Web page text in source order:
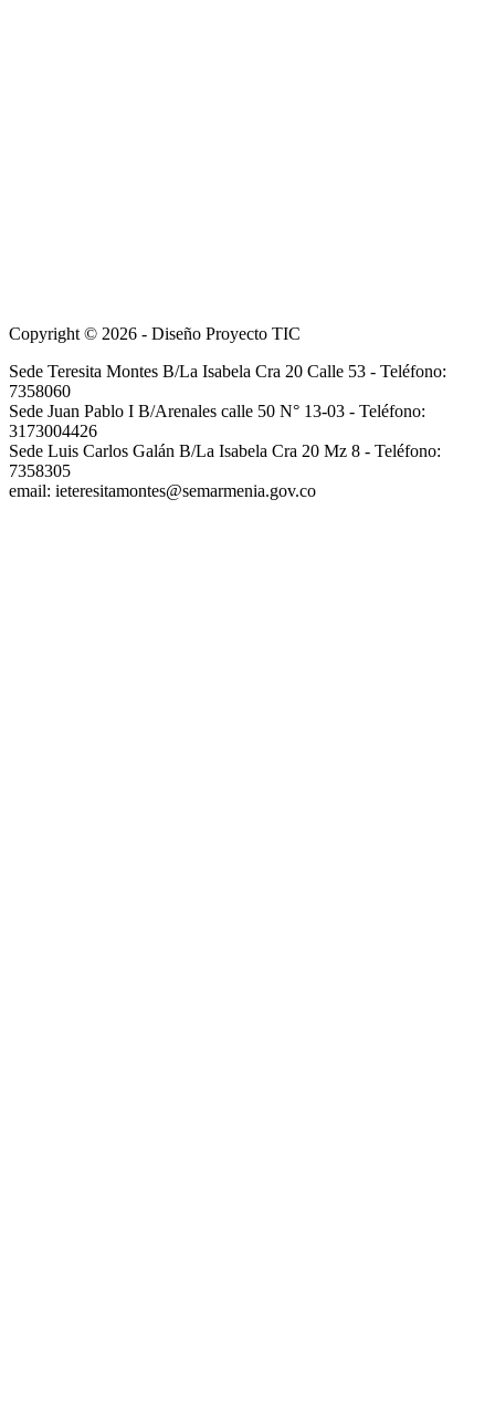
Copyright © 2026 - Diseño Proyecto TIC
Sede Teresita Montes B/La Isabela Cra 20 Calle 53 - Teléfono:
7358060
Sede Juan Pablo I B/Arenales calle 50 N° 13-03 - Teléfono:
3173004426
Sede Luis Carlos Galán B/La Isabela Cra 20 Mz 8 - Teléfono:
7358305
email: ieteresitamontes@semarmenia.gov.co